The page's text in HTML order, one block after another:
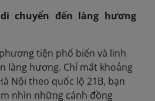
chuyển đến làng hương
tiện phổ biến và linh
làng hương. Chỉ mất khoảng
Nội theo quốc lộ 21B, bạn
nhìn những cánh đồng